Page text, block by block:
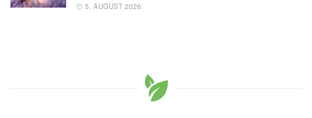
5. AUGUST 2026